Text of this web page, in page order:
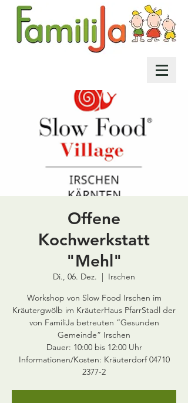
Offene
Kochwerkstatt
"Mehl"
Di., 06. Dez.
  |
Irschen
Workshop von Slow Food Irschen im
Kräutergwölb im KräuterHaus PfarrStadl der
von FamiliJa betreuten “Gesunden
Gemeinde” Irschen
Dauer: 10:00 bis 12:00 Uhr
Informationen/Kosten: Kräuterdorf 04710
2377-2